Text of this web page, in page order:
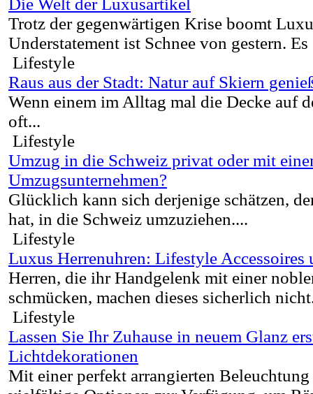
Die Welt der Luxusartikel
Trotz der gegenwärtigen Krise boomt
Understatement ist Schnee von gestern.
Lifestyle
Raus aus der Stadt: Natur auf Skiern
Wenn einem im Alltag mal die Decke auf
oft...
Lifestyle
Umzug in die Schweiz privat oder mit
Umzugsunternehmen?
Glücklich kann sich derjenige schätzen,
hat, in die Schweiz umzuziehen....
Lifestyle
Luxus Herrenuhren: Lifestyle Accessoires
Herren, die ihr Handgelenk mit einer
schmücken, machen dieses sicherlich
Lifestyle
Lassen Sie Ihr Zuhause in neuem Glanz
Lichtdekorationen
Mit einer perfekt arrangierten Beleuchtung